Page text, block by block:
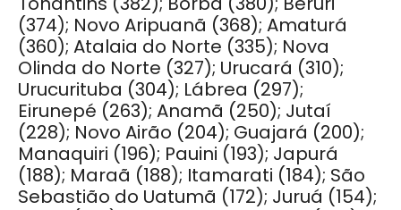
(374); Novo Aripuanã (368); Amaturá
(360); Atalaia do Norte (335); Nova
Olinda do Norte (327); Urucará (310);
Urucurituba (304); Lábrea (297);
Eirunepé (263); Anamã (250); Jutaí
(228); Novo Airão (204); Guajará (200);
Manaquiri (196); Pauini (193); Japurá
(188); Maraã (188); Itamarati (184); São
Sebastião do Uatumã (172); Juruá (154);